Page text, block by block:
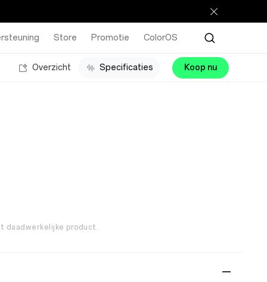
Store Promotie ColorOS
Overzicht Specificaties Koop nu
daadwerkelijke product.